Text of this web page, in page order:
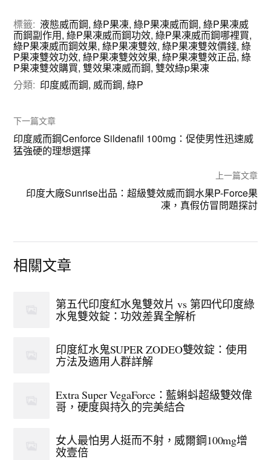
標籤: 液態威而鋼,綠P果凍,綠P果凍威而鋼,綠P果凍威
而鋼副作用,綠P果凍威而鋼功效,綠P果凍威而鋼哪裡買,
綠P果凍威而鋼效果,綠P果凍雙效,綠P果凍雙效價錢,綠
P果凍雙效功效,綠P果凍雙效效果,綠P果凍雙效正品,綠
P果凍雙效購買,雙效果凍威而鋼,雙效綠p果凍
分類: 印度威而鋼, 威而鋼,綠P
下一篇文章
印度威而鋼Cenforce Sildenafil 100mg：促使男性迅速威
猛強硬的理想選擇
上一篇文章
印度大廠Sunrise出品：超級雙效威而鋼水果P-Force果
凍，真假仿冒問題探討
相關文章
第五代印度紅水鬼雙效片 vs 第四代印度綠
水鬼雙效錠：功效差異全解析
印度紅水鬼SUPER ZODEO雙效錠：使用
方法及適用人群詳解
Extra Super VegaForce：藍蝌蚪超級雙效偉
哥，硬度與持久的完美結合
女人最怕男人挺而不射，威爾鋼100mg增
效壹倍